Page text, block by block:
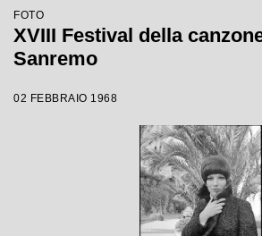
FOTO
XVIII Festival della
Sanremo
02 FEBBRAIO 1968